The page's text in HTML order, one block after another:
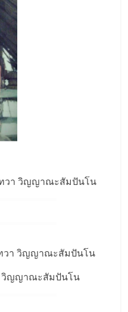
ทวา วิญญาณะสัมปันโน
ทวา วิญญาณะสัมปันโน
วิญญาณะสัมปันโน